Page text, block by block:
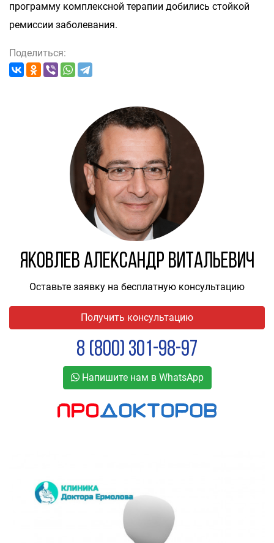
программу комплексной терапии добились стойкой
ремиссии заболевания.
Поделиться:
Яковлев Александр Витальевич
Оставьте заявку на бесплатную консультацию
Получить консультацию
8 (800) 301-98-97
Напишите нам в WhatsApp